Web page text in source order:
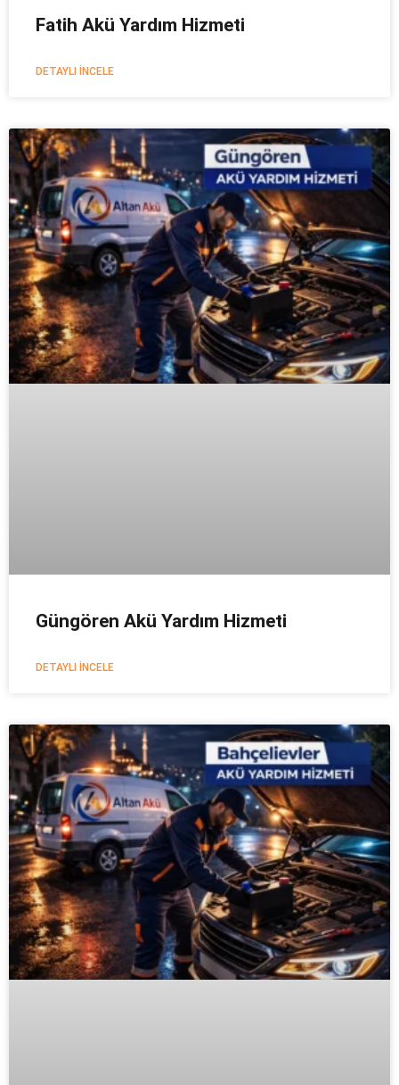
Fatih Akü Yardım Hizmeti
DETAYLI İNCELE
Güngören Akü Yardım Hizmeti
DETAYLI İNCELE